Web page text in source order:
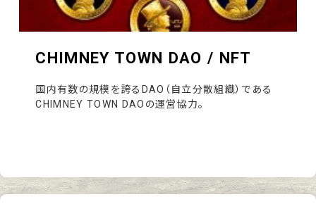
CHIMNEY TOWN DAO / NFT
国内有数の規模を誇るDAO（自立分散組織）である
CHIMNEY TOWN DAOの運営協力。